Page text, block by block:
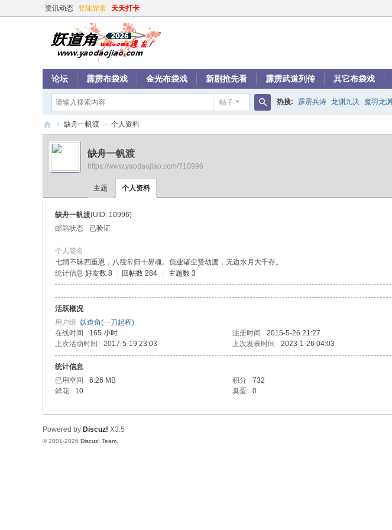
资讯动态 登陆异常 天天打卡
论坛 霹雳布袋戏 金光布袋戏 新剧抢先看 霹雳武道列传 其它布袋戏
帖子
索
热搜: 霹雳兵涛 龙渊九决 魔羽龙渊
妖
角
› 缺舟一帆渡 › 个人资料
缺舟一帆渡
https://www.yaodaojiao.com/?10996
主题 个人资料
缺舟一帆渡(UID: 10996)
邮箱状态
已验证
个人签名
七情不昧四重恩，八筏常归十界魂。负业诸尘贤劫渡，无边水月大千存。
统计信息 好友数 8 回帖数 284 主题数 3
活跃概况
用户组 妖道角(一刀起程)
在线时间
165 小时 注册时间 2015-5-26 21:27
上次活动时间
2017-5-19 23:03 上次发表时间 2023-1-26 04:03
统计信息
已用空间
6.26 MB 积分 732
鲜花
10 臭蛋 0
Powered by Discuz! X3.5
© 2001-2026 Discuz! Team